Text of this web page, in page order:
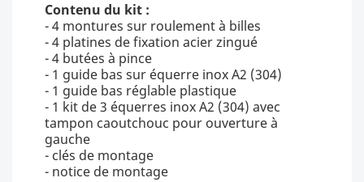
Contenu du kit :
- 4 montures sur roulement à billes
- 4 platines de fixation acier zingué
- 4 butées à pince
- 1 guide bas sur équerre inox A2 (304)
- 1 guide bas réglable plastique
- 1 kit de 3 équerres inox A2 (304) avec
tampon caoutchouc pour ouverture à
gauche
- clés de montage
- notice de montage